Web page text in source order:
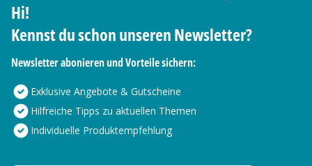
Hi!
Kennst du schon unseren Newsletter?
Newsletter abonieren und Vorteile sichern:
Exklusive Angebote & Gutscheine
Hilfreiche Tipps zu aktuellen Themen
Individuelle Produktempfehlung